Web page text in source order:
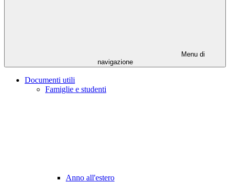
Menu di
navigazione
Documenti utili
Famiglie e studenti
Anno all'estero